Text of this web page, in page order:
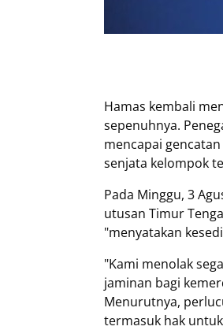
Hamas kembali
sepenuhnya.
mencapai
senjata kelompok
Pada Minggu, 3
utusan Timur
"menyatakan
"Kami menolak
jaminan bagi
Menurutnya,
termasuk hak